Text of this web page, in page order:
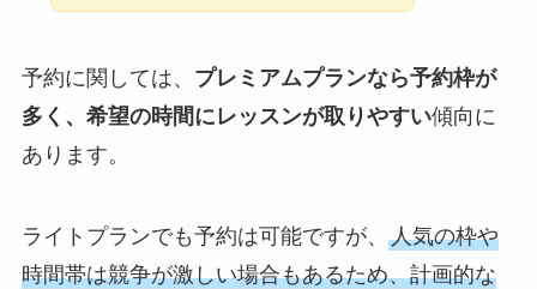
予約に関しては、 プレミアムプランなら予約枠が
多く、希望の時間にレッスンが取りやすい傾向に
あります。
ライトプランでも予約は可能ですが、 人気の枠や
時間帯は競争が激しい場合もあるため、計画的な